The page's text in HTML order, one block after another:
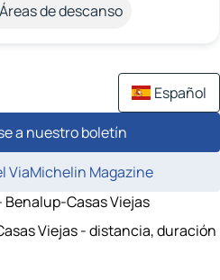
Áreas de descanso
Español
a nuestro boletín
ViaMichelin Magazine
Benalup-Casas Viejas
Viejas - distancia, duración